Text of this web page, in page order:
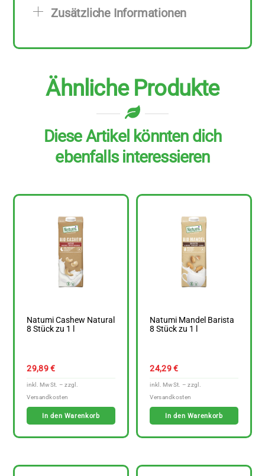
Zusätzliche Informationen
Ähnliche Produkte
Diese Artikel könnten dich
ebenfalls interessieren
Natumi Cashew Natural
8 Stück zu 1 l
29,89€
In den Warenkorb
Natumi Mandel Barista
8 Stück zu 1 l
24,29€
In den Warenkorb